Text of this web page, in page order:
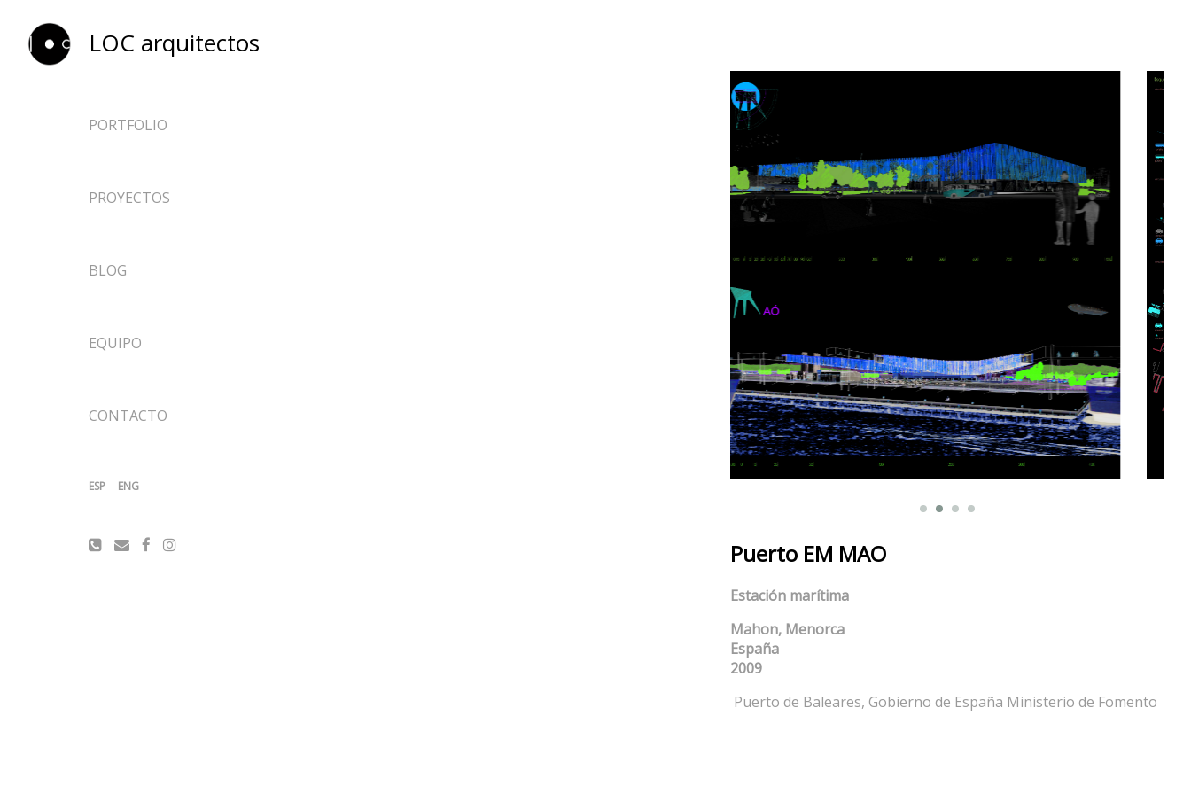
LOC arquitectos
PORTFOLIO
PROYECTOS
BLOG
EQUIPO
CONTACTO
ESP ENG
Puerto EM MAO
Estación marítima
Mahon, Menorca
España
2009
Puerto de Baleares, Gobierno de España Ministerio de Fomento